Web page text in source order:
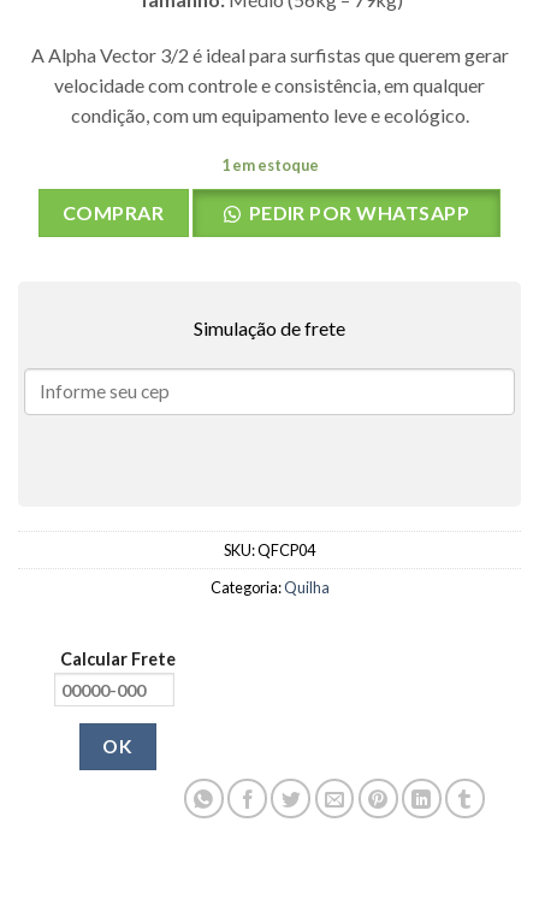
A Alpha Vector 3/2 é ideal para surfistas que querem gerar
velocidade com controle e consistência, em qualquer
condição, com um equipamento leve e ecológico.
1 em estoque
COMPRAR PEDIR POR WHATSAPP
Simulação de frete
SKU:QFCP04
Categoria:Quilha
Calcular Frete
OK